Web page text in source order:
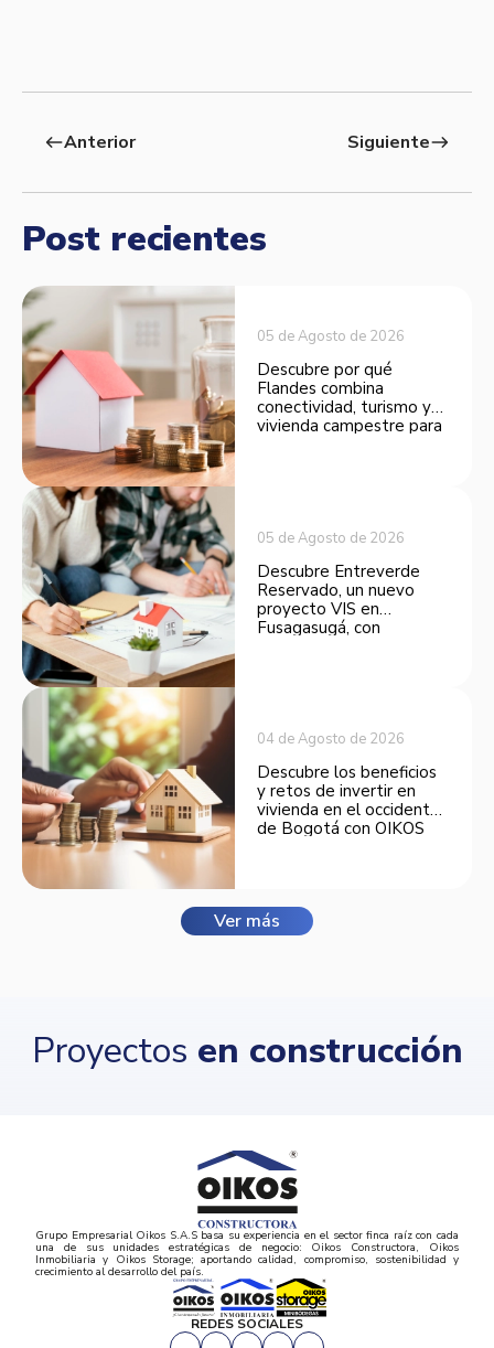
westAnterior Siguienteeast
Post recientes
05 de Agosto de 2026
Descubre por qué
Flandes combina
conectividad, turismo y
vivienda campestre para
05 de Agosto de 2026
Descubre Entreverde
Reservado, un nuevo
proyecto VIS en
Fusagasugá, con
04 de Agosto de 2026
Descubre los beneficios
y retos de invertir en
vivienda en el occidente
de Bogotá con OIKOS
Ver más
Proyectos en construcción
Grupo Empresarial Oikos S.A.S basa su experiencia en el sector finca raíz con cada
una de sus unidades estratégicas de negocio: Oikos Constructora, Oikos
Inmobiliaria y Oikos Storage; aportando calidad, compromiso, sostenibilidad y
crecimiento al desarrollo del país.
REDES SOCIALES